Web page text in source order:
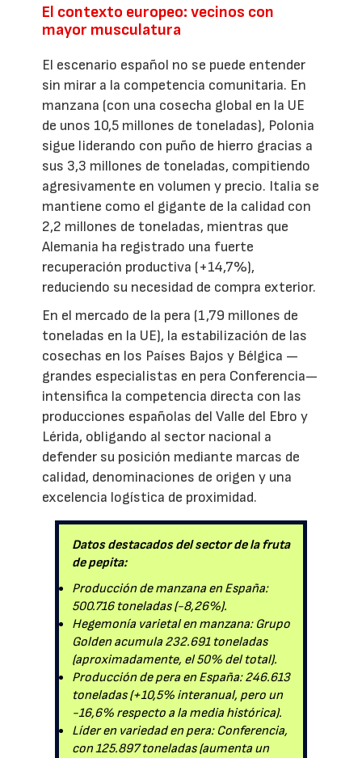
El contexto europeo: vecinos con
mayor musculatura
El escenario español no se puede entender
sin mirar a la competencia comunitaria. En
manzana (con una cosecha global en la UE
de unos 10,5 millones de toneladas), Polonia
sigue liderando con puño de hierro gracias a
sus 3,3 millones de toneladas, compitiendo
agresivamente en volumen y precio. Italia se
mantiene como el gigante de la calidad con
2,2 millones de toneladas, mientras que
Alemania ha registrado una fuerte
recuperación productiva (+14,7%),
reduciendo su necesidad de compra exterior.
En el mercado de la pera (1,79 millones de
toneladas en la UE), la estabilización de las
cosechas en los Países Bajos y Bélgica —
grandes especialistas en pera Conferencia—
intensifica la competencia directa con las
producciones españolas del Valle del Ebro y
Lérida, obligando al sector nacional a
defender su posición mediante marcas de
calidad, denominaciones de origen y una
excelencia logística de proximidad.
Datos destacados del sector de la fruta
de pepita:
Producción de manzana en España:
500.716 toneladas (-8,26%).
Hegemonía varietal en manzana: Grupo
Golden acumula 232.691 toneladas
(aproximadamente, el 50% del total).
Producción de pera en España: 246.613
toneladas (+10,5% interanual, pero un
-16,6% respecto a la media histórica).
Líder en variedad en pera: Conferencia,
con 125.897 toneladas (aumenta un